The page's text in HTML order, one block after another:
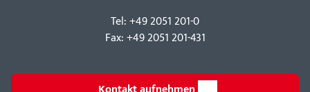
Tel: +49 2051 201-0
Fax: +49 2051 201-431